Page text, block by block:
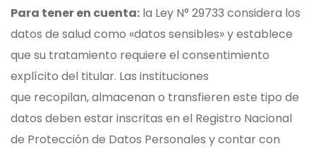
Para tener en cuenta: la Ley N° 29733 considera los
datos de salud como «datos sensibles» y establece
que su tratamiento requiere el consentimiento
explícito del titular. Las instituciones
que recopilan, almacenan o transfieren este tipo de
datos deben estar inscritas en el Registro Nacional
de Protección de Datos Personales y contar con